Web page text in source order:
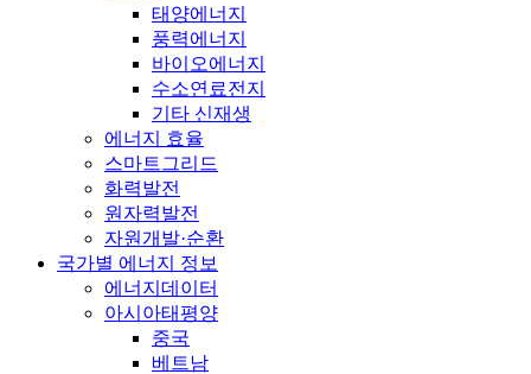
태양에너지
풍력에너지
바이오에너지
수소연료전지
기타 신재생
에너지 효율
스마트그리드
화력발전
원자력발전
자원개발·순환
국가별 에너지 정보
에너지데이터
아시아태평양
중국
베트남